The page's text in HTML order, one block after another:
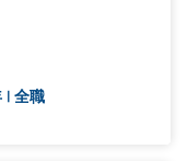
| 全職